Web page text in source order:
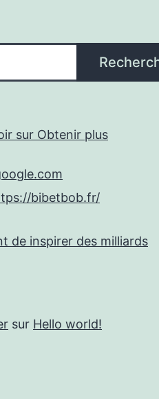
sur Obtenir plus
bibetbob.fr/
de inspirer des milliards
sur Hello world!